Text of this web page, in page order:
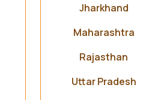
Jharkhand
Maharashtra
Rajasthan
Uttar Pradesh